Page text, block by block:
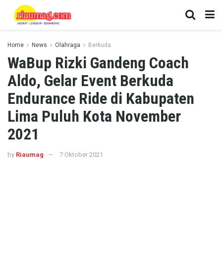
Home News Olahraga Berkuda
WaBup Rizki Gandeng Coach
Aldo, Gelar Event Berkuda
Endurance Ride di Kabupaten
Lima Puluh Kota November
2021
by Riaumag 7 Oktober 2021